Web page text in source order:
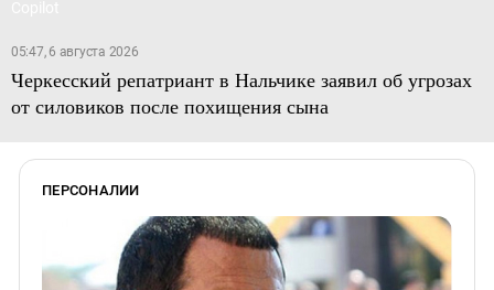
05:47, 6 августа 2026
Черкесский репатриант в Нальчике заявил об угрозах
от силовиков после похищения сына
ПЕРСОНАЛИИ